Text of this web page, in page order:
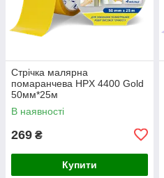
Стрічка малярна
помаранчева HPX 4400 Gold
50мм*25м
В наявності
269 ₴
Купити